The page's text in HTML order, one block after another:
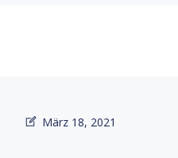
März 18, 2021